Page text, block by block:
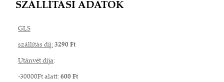
SZÁLLÍTÁSI ADATOK
GLS
szállítás díj: 3290 Ft
Utánvét díja:
-30000Ft alatt: 600 Ft